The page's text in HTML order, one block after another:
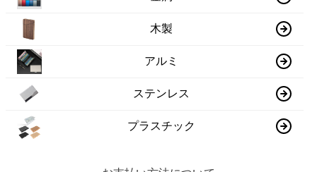
木製
アルミ
ステンレス
プラスチック